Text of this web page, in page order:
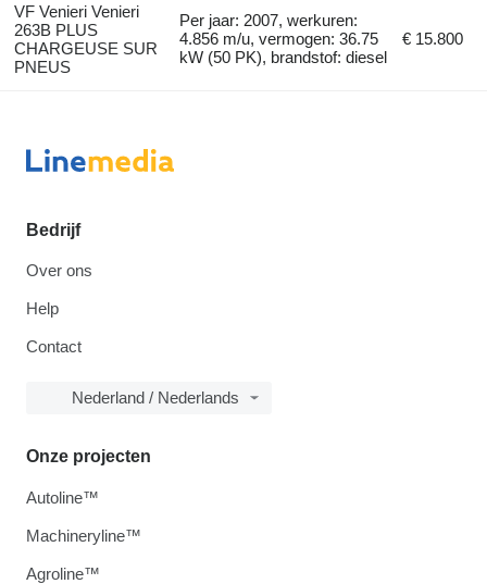
VF Venieri Venieri
263B PLUS
CHARGEUSE SUR
PNEUS
Per jaar: 2007, werkuren:
4.856 m/u, vermogen: 36.75
kW (50 PK), brandstof: diesel
€ 15.800
Bedrijf
Over ons
Help
Contact
Nederland / Nederlands
Onze projecten
Autoline™
Machineryline™
Agroline™